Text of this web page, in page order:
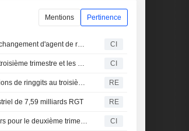
Mentions Pertinence
Concrete Engineering Products Berhad annonce un changement d'agent de registre CI
YTL Corporation Berhad publie ses résultats pour le troisième trimestre et les neuf mois clos le 31 mars 2026 CI
YTL Corporation dégage un bénéfice net de 326 millions de ringgits au troisième trimestre RE
de 7,59 milliards RGT RE
YTL Corporation Berhad publie ses résultats financiers pour le deuxième trimestre et le semestre clos le 31 décembre 2025 CI